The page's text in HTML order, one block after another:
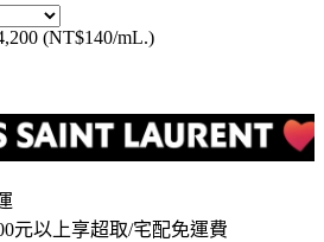
(NT$140/mL.)
元以上享超取/宅配免運費